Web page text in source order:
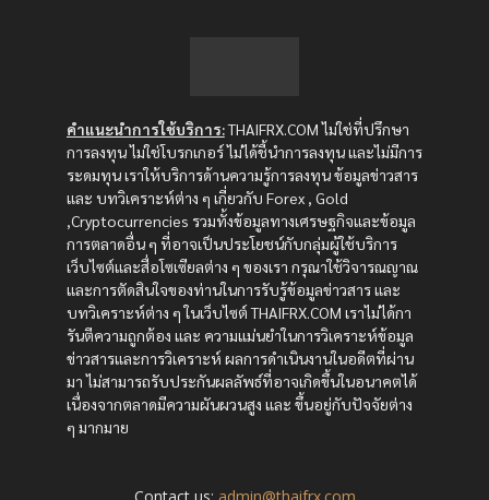
คำแนะนำการใช้บริการ:THAIFRX.COM ไม่ใช่ที่ปรึกษา
การลงทุน ไม่ใช่โบรกเกอร์ ไม่ได้ชี้นำการลงทุน และไม่มีการ
ระดมทุน เราให้บริการด้านความรู้การลงทุน ข้อมูลข่าวสาร
และ บทวิเคราะห์ต่าง ๆ เกี่ยวกับ Forex , Gold
,Cryptocurrencies รวมทั้งข้อมูลทางเศรษฐกิจและข้อมูล
การตลาดอื่น ๆ ที่อาจเป็นประโยชน์กับกลุ่มผู้ใช้บริการ
เว็บไซต์และสื่อโซเซียลต่าง ๆ ของเรา กรุณาใช้วิจารณญาณ
และการตัดสินใจของท่านในการรับรู้ข้อมูลข่าวสาร และ
บทวิเคราะห์ต่าง ๆ ในเว็บไซต์ THAIFRX.COM เราไม่ได้กา
รันตีความถูกต้อง และ ความแม่นยำในการวิเคราะห์ข้อมูล
ข่าวสารและการวิเคราะห์ ผลการดำเนินงานในอดีตที่ผ่าน
มา ไม่สามารถรับประกันผลลัพธ์ที่อาจเกิดขึ้นในอนาคตได้
เนื่องจากตลาดมีความผันผวนสูง และ ขึ้นอยู่กับปัจจัยต่าง
ๆ มากมาย